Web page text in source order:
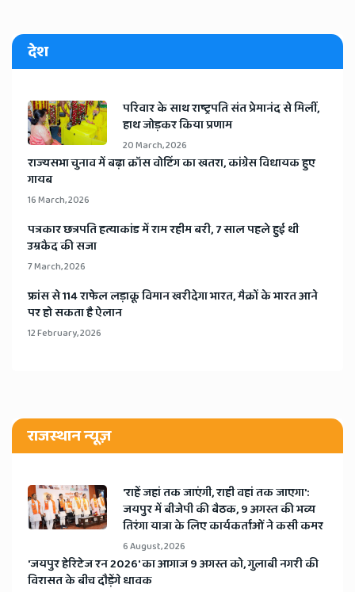
देश
​परिवार के साथ राष्ट्रपति संत प्रेमानंद से मिलीं,
हाथ जोड़कर किया प्रणाम
20 March, 2026
​राज्यसभा चुनाव में बढ़ा क्रॉस वोटिंग का खतरा, कांग्रेस विधायक हुए
गायब
16 March, 2026
​पत्रकार छत्रपति हत्याकांड में राम रहीम बरी, 7 साल पहले हुई थी
उम्रकैद की सजा
7 March, 2026
​फ्रांस से 114 राफेल लड़ाकू विमान खरीदेगा भारत, मैक्रों के भारत आने
पर हो सकता है ऐलान
12 February, 2026
राजस्थान न्यूज़
'राहें जहां तक जाएंगी, राही वहां तक जाएगा':
जयपुर में बीजेपी की बैठक, 9 अगस्त की भव्य
तिरंगा यात्रा के लिए कार्यकर्ताओं ने कसी कमर
6 August, 2026
​'जयपुर हेरिटेज रन 2026' का आगाज 9 अगस्त को, गुलाबी नगरी की
विरासत के बीच दौड़ेंगे धावक